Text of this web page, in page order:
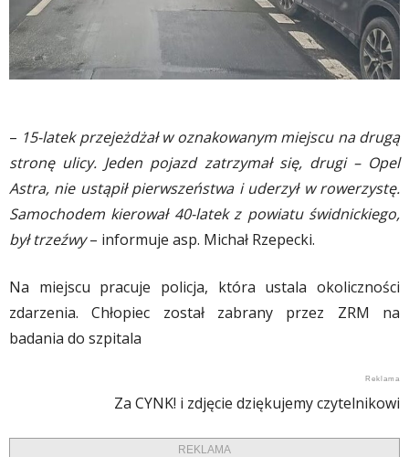
– 15-latek przejeżdżał w oznakowanym miejscu na drugą
stronę ulicy. Jeden pojazd zatrzymał się, drugi – Opel
Astra, nie ustąpił pierwszeństwa i uderzył w rowerzystę.
Samochodem kierował 40-latek z powiatu świdnickiego,
był trzeźwy– informuje asp. Michał Rzepecki.
Na miejscu pracuje policja, która ustala okoliczności
zdarzenia. Chłopiec został zabrany przez ZRM na
badania do szpitala
Za CYNK! i zdjęcie dziękujemy czytelnikowi
REKLAMA